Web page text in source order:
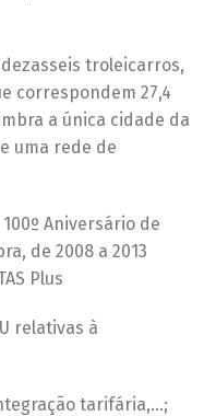
dezasseis troleicarros,
correspondem 27,4
a única cidade da
uma rede de
100º Aniversário de
de 2008 a 2013
Plus
relativas à
tarifária,…;